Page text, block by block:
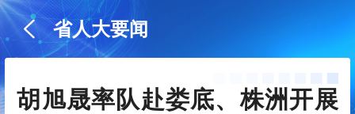
省人大要闻
胡旭晟率队赴娄底、株洲开展